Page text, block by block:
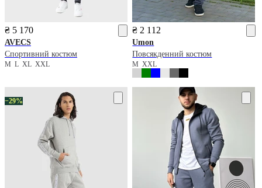
₴ 5 170
AVECS
Спортивний костюм
M L XL XXL
₴ 2 112
Umon
Повсякденний костюм
MXXL
−29%